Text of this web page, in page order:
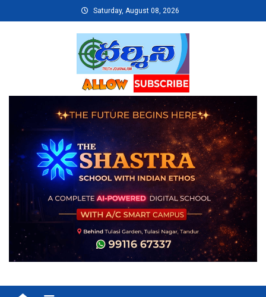
to
Saturday, August 08, 2026